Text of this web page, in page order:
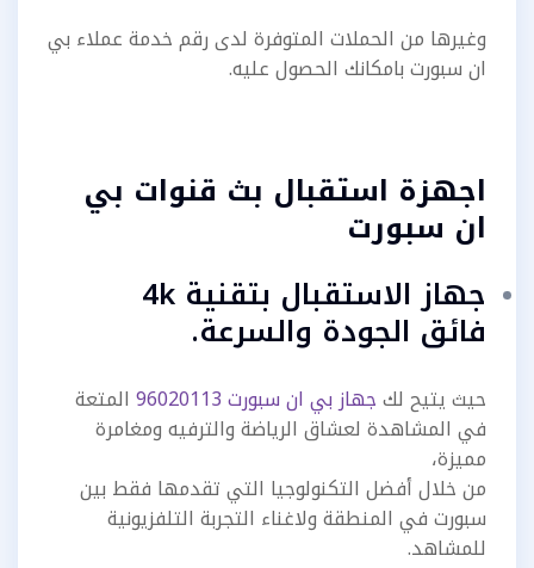
وغيرها من الحملات المتوفرة لدى رقم خدمة عملاء بي
ان سبورت بامكانك الحصول عليه.
اجهزة استقبال بث قنوات بي
ان سبورت
جهاز الاستقبال بتقنية 4k
فائق الجودة والسرعة.
حيث يتيح لكجهاز بي ان سبورت 96020113
المتعة
في المشاهدة لعشاق الرياضة والترفيه ومغامرة
مميزة،
من خلال أفضل التكنولوجيا التي تقدمها فقط بين
سبورت في المنطقة ولاغناء التجربة التلفزيونية
للمشاهد.